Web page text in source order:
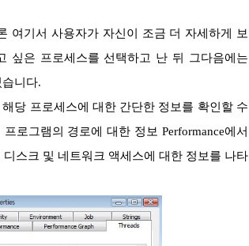
싶은 프로세스를 선택하고 난 뒤 그다음에는
니다.
로그램의 경로에 대한 정보 Performance에서
스크 및 네트워크 액세스에 대한 정보를 나타